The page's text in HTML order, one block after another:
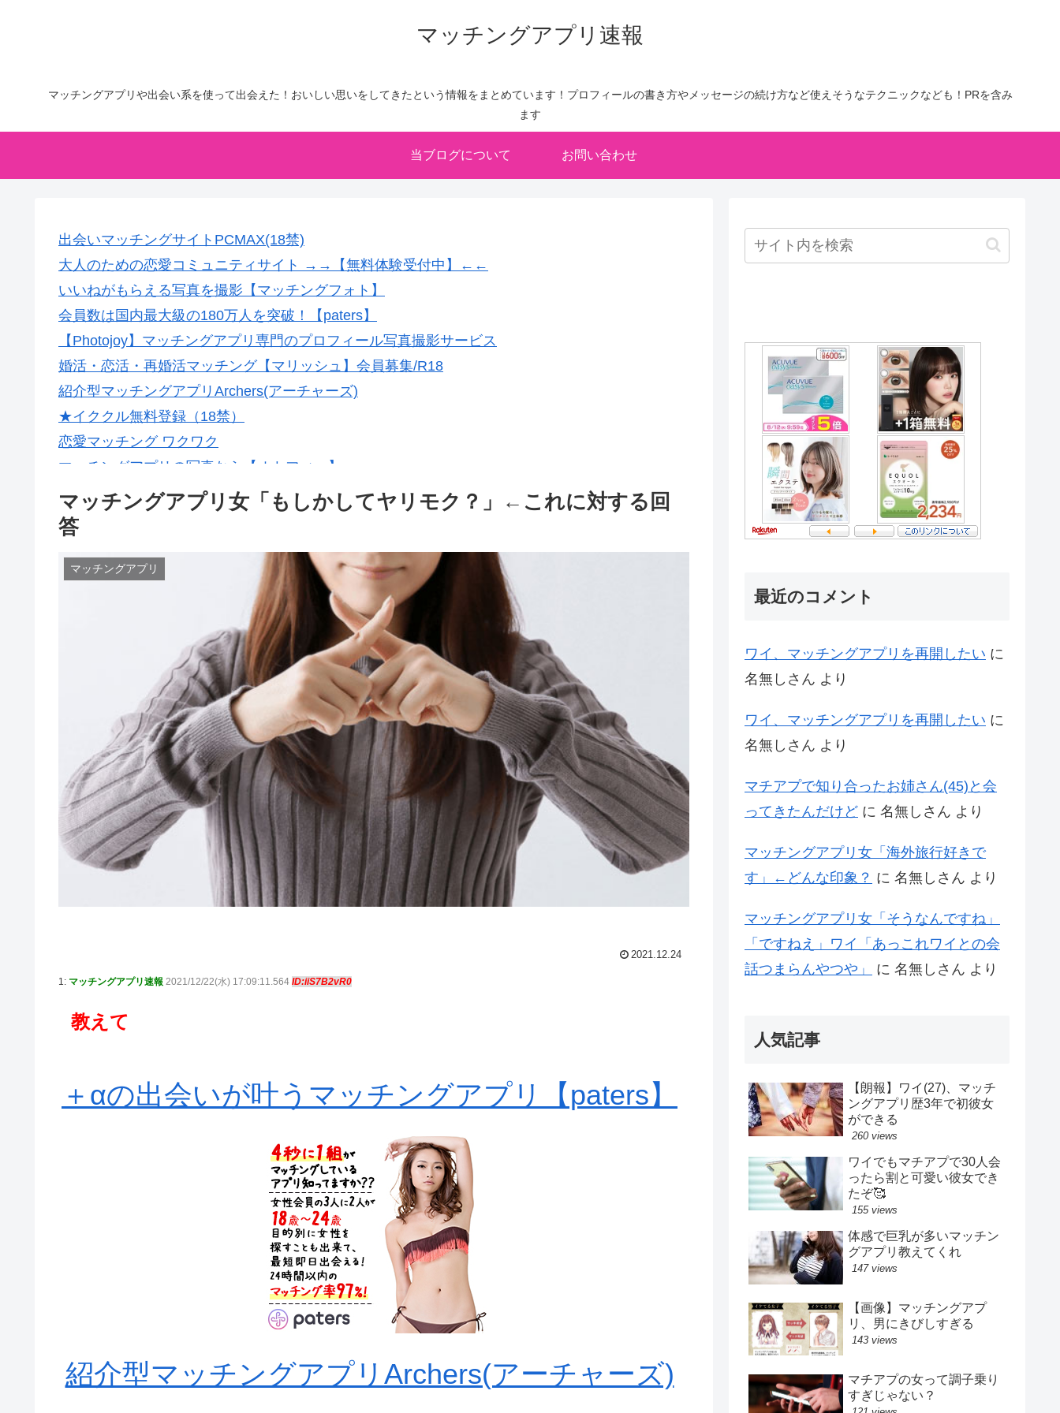
マッチングアプリ速報
マッチングアプリや出会い系を使って出会えた！おいしい思いをしてきたという情報をまとめています！プロフィールの書き方やメッセージの続け方など使えそうなテクニックなども！PRを含み
ます
当ブログについて お問い合わせ
出会いマッチングサイトPCMAX(18禁)
大人のための恋愛コミュニティサイト →→【無料体験受付中】←←
いいねがもらえる写真を撮影【マッチングフォト】
会員数は国内最大級の180万人を突破！【paters】
【Photojoy】マッチングアプリ専門のプロフィール写真撮影サービス
婚活・恋活・再婚活マッチング【マリッシュ】会員募集/R18
紹介型マッチングアプリArchers(アーチャーズ)
★イククル無料登録（18禁）
恋愛マッチング ワクワク
マッチングアプリの写真なら【オトフィー】
マッチングアプリ女「もしかしてヤリモク？」←これに対する回
答
マッチングアプリ
2021.12.24
1: マッチングアプリ速報 2021/12/22(水) 17:09:11.564 ID:iiS7B2vR0
教えて
＋αの出会いが叶うマッチングアプリ【paters】
紹介型マッチングアプリArchers(アーチャーズ)
最近のコメント
ワイ、マッチングアプリを再開したい に
名無しさん より
ワイ、マッチングアプリを再開したい に
名無しさん より
マチアプで知り合ったお姉さん(45)と会
ってきたんだけど に 名無しさん より
マッチングアプリ女「海外旅行好きで
す」←どんな印象？ に 名無しさん より
マッチングアプリ女「そうなんですね」
「ですねえ」ワイ「あっこれワイとの会
話つまらんやつや」
に 名無しさん より
人気記事
【朗報】ワイ(27)、マッチ
ングアプリ歴3年で初彼女
ができる
260 views
ワイでもマチアプで30人会
ったら割と可愛い彼女でき
たぞ🥰
155 views
体感で巨乳が多いマッチン
グアプリ教えてくれ
147 views
【画像】マッチングアプ
リ、男にきびしすぎる
143 views
マチアプの女って調子乗り
すぎじゃない？